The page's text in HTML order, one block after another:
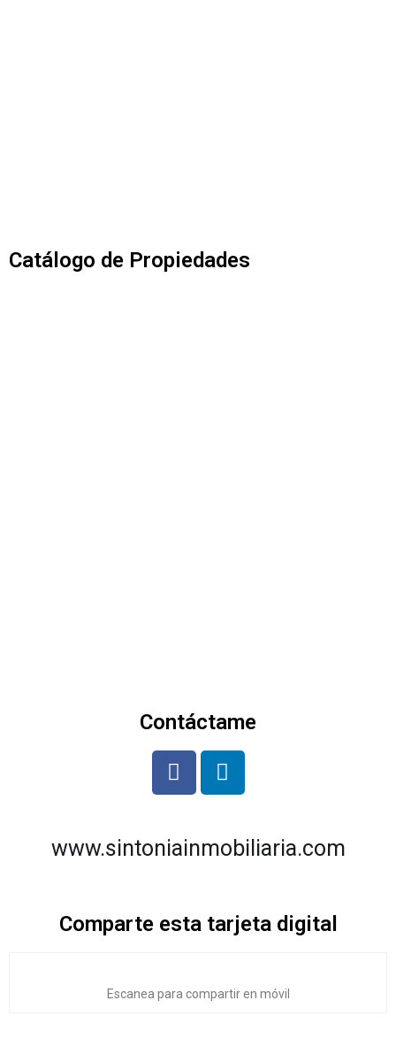
Catálogo de Propiedades
Contáctame
www.sintoniainmobiliaria.com
Comparte esta tarjeta digital
Escanea para compartir en móvil